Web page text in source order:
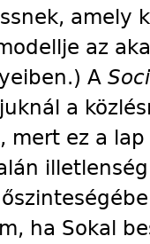
amely
az
A
a
mert ez a
ha Sokal